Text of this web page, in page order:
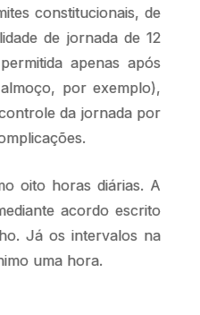
constitucionais, de
de jornada de 12
apenas após
por exemplo),
da jornada por
oito horas diárias. A
acordo escrito
Já os intervalos na
uma hora.